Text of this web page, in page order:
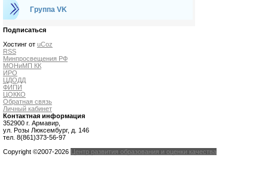
Группа VK
Подписаться
Хостинг от uCoz
RSS
Минпросвещения РФ
МОНиМП КК
ИРО
ЦДОДД
ФИПИ
ЦОККО
Обратная связь
Личный кабинет
Контактная информация
352900 г. Армавир,
ул. Розы Люксембург, д. 146
тел. 8(861)373-56-97
Copyright ©2007-2026 Центр развития образования и оценки качества